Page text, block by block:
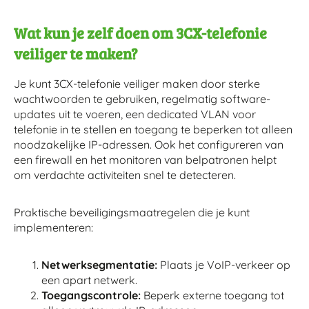
Wat kun je zelf doen om 3CX-telefonie
veiliger te maken?
Je kunt 3CX-telefonie veiliger maken door sterke
wachtwoorden te gebruiken, regelmatig software-
updates uit te voeren, een dedicated VLAN voor
telefonie in te stellen en toegang te beperken tot alleen
noodzakelijke IP-adressen. Ook het configureren van
een firewall en het monitoren van belpatronen helpt
om verdachte activiteiten snel te detecteren.
Praktische beveiligingsmaatregelen die je kunt
implementeren:
Netwerksegmentatie: Plaats je VoIP-verkeer op
een apart netwerk.
Toegangscontrole: Beperk externe toegang tot